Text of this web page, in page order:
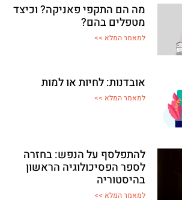
מה הם התקפי פאניקה? וכיצד
מטפלים בהם?
למאמר המלא >>
אובדנות: לחיות או למות
למאמר המלא >>
להתפלסף על הנפש: בחזרה
לספר הפסיכולוגיה הראשון
בהיסטוריה
למאמר המלא >>